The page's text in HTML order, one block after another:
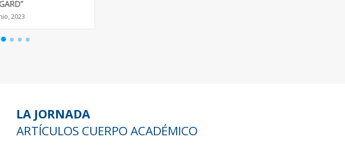
LA JORNADA
ARTÍCULOS CUERPO ACADÉMICO